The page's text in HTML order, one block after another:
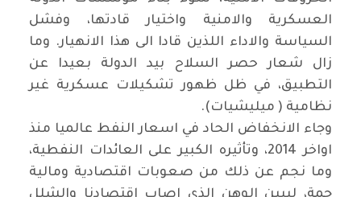
العسكرية والامنية واختيار قادتها، وفشل
السياسة والاداء اللذين قادا الى هذا الانهيار. وما
زال شعار حصر السلاح بيد الدولة بعيدا عن
التطبيق، في ظل ظهور تشكيلات عسكرية غير
نظامية ( ميليشيات).
وجاء الانخفاض الحاد في اسعار النفط عالميا منذ
اواخر 2014، وتأثيره الكبير على العائدات النفطية،
وما نجم عن ذلك من صعوبات اقتصادية ومالية